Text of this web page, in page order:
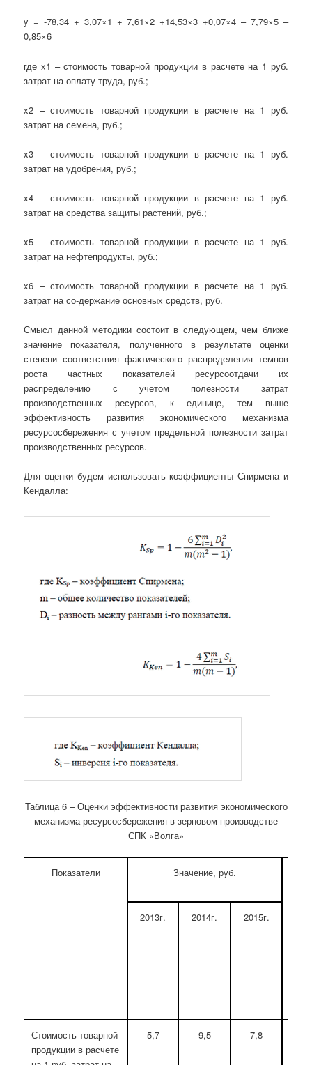
y = -78,34 + 3,07×1 + 7,61×2 +14,53×3 +0,07×4 – 7,79×5 –
0,85×6
где x1 – стоимость товарной продукции в расчете на 1 руб.
затрат на оплату труда, руб.;
x2 – стоимость товарной продукции в расчете на 1 руб.
затрат на семена, руб.;
x3 – стоимость товарной продукции в расчете на 1 руб.
затрат на удобрения, руб.;
x4 – стоимость товарной продукции в расчете на 1 руб.
затрат на средства защиты растений, руб.;
x5 – стоимость товарной продукции в расчете на 1 руб.
затрат на нефтепродукты, руб.;
x6 – стоимость товарной продукции в расчете на 1 руб.
затрат на со-держание основных средств, руб.
Смысл данной методики состоит в следующем, чем ближе
значение показателя, полученного в результате оценки
степени соответствия фактического распределения темпов
роста частных показателей ресурсоотдачи их
распределению с учетом полезности затрат
производственных ресурсов, к единице, тем выше
эффективность развития экономического механизма
ресурсосбережения с учетом предельной полезности затрат
производственных ресурсов.
Для оценки будем использовать коэффициенты Спирмена и
Кендалла:
Таблица 6 – Оценки эффективности развития экономического
механизма ресурсосбережения в зерновом производстве
СПК «Волга»
Показатели Значение, руб.
2013г. 2014г. 2015г.
Стоимость товарной
продукции в расчете
5,7 9,5 7,8